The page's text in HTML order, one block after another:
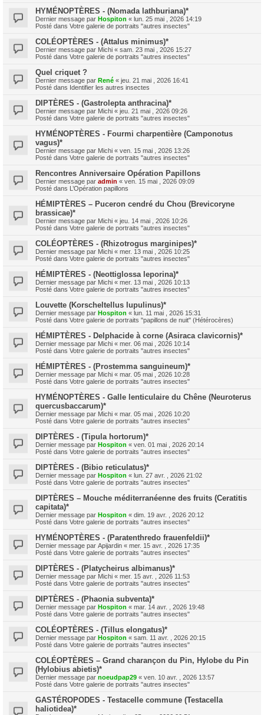
HYMÉNOPTÈRES - (Nomada lathburiana)*
Dernier message par Hospiton « lun. 25 mai , 2026 14:19
Posté dans Votre galerie de portraits "autres insectes"
COLÉOPTÈRES - (Attalus minimus)*
Dernier message par Michi « sam. 23 mai , 2026 15:27
Posté dans Votre galerie de portraits "autres insectes"
Quel criquet ?
Dernier message par René « jeu. 21 mai , 2026 16:41
Posté dans Identifier les autres insectes
DIPTÈRES - (Gastrolepta anthracina)*
Dernier message par Michi « jeu. 21 mai , 2026 09:26
Posté dans Votre galerie de portraits "autres insectes"
HYMÉNOPTÈRES - Fourmi charpentière (Camponotus
vagus)*
Dernier message par Michi « ven. 15 mai , 2026 13:26
Posté dans Votre galerie de portraits "autres insectes"
Rencontres Anniversaire Opération Papillons
Dernier message par admin « ven. 15 mai , 2026 09:09
Posté dans L’Opération papillons
HÉMIPTÈRES – Puceron cendré du Chou (Brevicoryne
brassicae)*
Dernier message par Michi « jeu. 14 mai , 2026 10:26
Posté dans Votre galerie de portraits "autres insectes"
COLÉOPTÈRES - (Rhizotrogus marginipes)*
Dernier message par Michi « mer. 13 mai , 2026 10:25
Posté dans Votre galerie de portraits "autres insectes"
HÉMIPTÈRES - (Neottiglossa leporina)*
Dernier message par Michi « mer. 13 mai , 2026 10:13
Posté dans Votre galerie de portraits "autres insectes"
Louvette (Korscheltellus lupulinus)*
Dernier message par Hospiton « lun. 11 mai , 2026 15:31
Posté dans Votre galerie de portraits "papillons de nuit" (Hétérocères)
HÉMIPTÈRES - Delphacide à corne (Asiraca clavicornis)*
Dernier message par Michi « mer. 06 mai , 2026 10:14
Posté dans Votre galerie de portraits "autres insectes"
HÉMIPTÈRES - (Prostemma sanguineum)*
Dernier message par Michi « mar. 05 mai , 2026 10:28
Posté dans Votre galerie de portraits "autres insectes"
HYMÉNOPTÈRES - Galle lenticulaire du Chêne (Neuroterus
quercusbaccarum)*
Dernier message par Michi « mar. 05 mai , 2026 10:20
Posté dans Votre galerie de portraits "autres insectes"
DIPTÈRES - (Tipula hortorum)*
Dernier message par Hospiton « ven. 01 mai , 2026 20:14
Posté dans Votre galerie de portraits "autres insectes"
DIPTÈRES - (Bibio reticulatus)*
Dernier message par Hospiton « lun. 27 avr. , 2026 21:02
Posté dans Votre galerie de portraits "autres insectes"
DIPTÈRES – Mouche méditerranéenne des fruits (Ceratitis
capitata)*
Dernier message par Hospiton « dim. 19 avr. , 2026 20:12
Posté dans Votre galerie de portraits "autres insectes"
HYMÉNOPTÈRES - (Paratenthredo frauenfeldii)*
Dernier message par Apijardin « mer. 15 avr. , 2026 17:35
Posté dans Votre galerie de portraits "autres insectes"
DIPTÈRES - (Platycheirus albimanus)*
Dernier message par Michi « mer. 15 avr. , 2026 11:53
Posté dans Votre galerie de portraits "autres insectes"
DIPTÈRES - (Phaonia subventa)*
Dernier message par Hospiton « mar. 14 avr. , 2026 19:48
Posté dans Votre galerie de portraits "autres insectes"
COLÉOPTÈRES - (Tillus elongatus)*
Dernier message par Hospiton « sam. 11 avr. , 2026 20:15
Posté dans Votre galerie de portraits "autres insectes"
COLÉOPTÈRES – Grand charançon du Pin, Hylobe du Pin
(Hylobius abietis)*
Dernier message par noeudpap29 « ven. 10 avr. , 2026 13:57
Posté dans Votre galerie de portraits "autres insectes"
GASTÉROPODES - Testacelle commune (Testacella
haliotidea)*